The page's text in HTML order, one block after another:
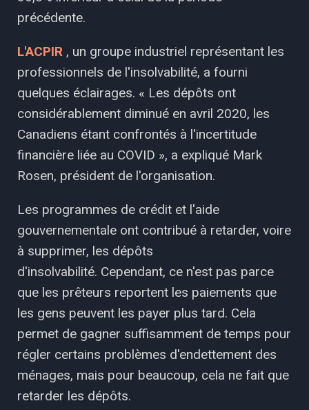
précédente.
L'ACPIR , un groupe industriel représentant les
professionnels de l'insolvabilité, a fourni
quelques éclairages. « Les dépôts ont
considérablement diminué en avril 2020, les
Canadiens étant confrontés à l'incertitude
financière liée au COVID », a expliqué Mark
Rosen, président de l'organisation.
Les programmes de crédit et l'aide
gouvernementale ont contribué à retarder, voire
à supprimer, les dépôts
d'insolvabilité. Cependant, ce n'est pas parce
que les prêteurs reportent les paiements que
les gens peuvent les payer plus tard. Cela
permet de gagner suffisamment de temps pour
régler certains problèmes d'endettement des
ménages, mais pour beaucoup, cela ne fait que
retarder les dépôts.